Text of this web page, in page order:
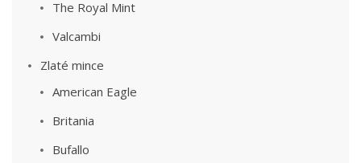
The Royal Mint
Valcambi
Zlaté mince
American Eagle
Britania
Bufallo